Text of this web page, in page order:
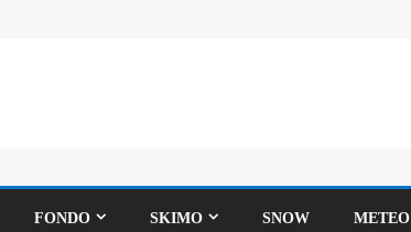
FONDO SKIMO SNOW METEO